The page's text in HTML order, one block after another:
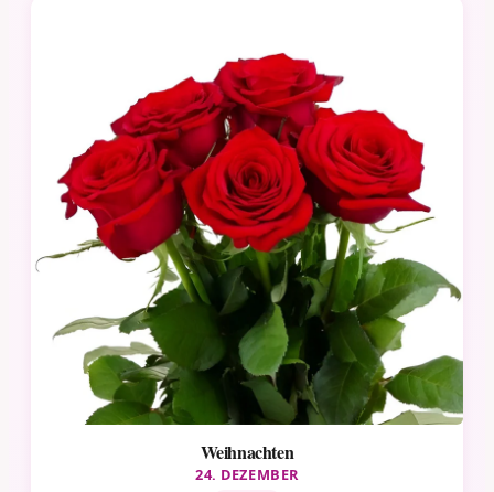
Weihnachten
24. DEZEMBER